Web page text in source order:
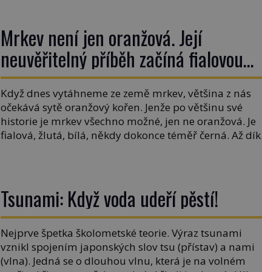
Mrkev není jen oranžová. Její
neuvěřitelný příběh začíná fialovou
barvou
Když dnes vytáhneme ze země mrkev, většina z nás
očekává sytě oranžový kořen. Jenže po většinu své
historie je mrkev všechno možné, jen ne oranžová. Je
fialová, žlutá, bílá, někdy dokonce téměř černá. Až
Tsunami: Když voda udeří pěstí!
Nejprve špetka školometské teorie. Výraz tsunami
vznikl spojením japonských slov tsu (přístav) a nami
(vlna). Jedná se o dlouhou vlnu, která je na volném